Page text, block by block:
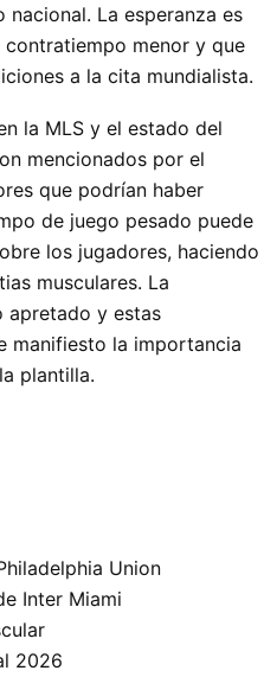
La esperanza es
menor y que
a la cita mundialista.
la MLS y el estado del
mencionados por el
que podrían haber
de juego pesado puede
los jugadores, haciendo
musculares. La
apretado y estas
manifiesto la importancia
plantilla.
Union
Inter Miami
2026